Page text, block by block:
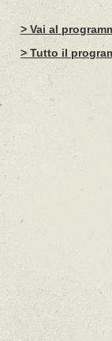
> Vai al
> Tutto il